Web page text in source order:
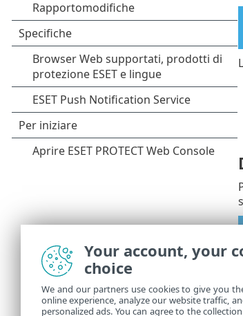
Your account, your
choice
We and our partners use cookies to give you
online experience, analyze our website traffic,
personalized ads. You can agree to the